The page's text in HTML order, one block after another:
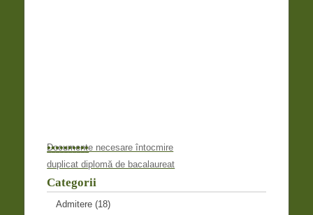
Documente necesare întocmire
duplicat diplomă de bacalaureat
••••••••••
Categorii
Admitere (18)